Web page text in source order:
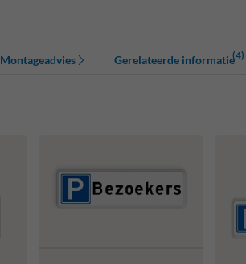
Montageadvies Gerelateerde informatie(4)